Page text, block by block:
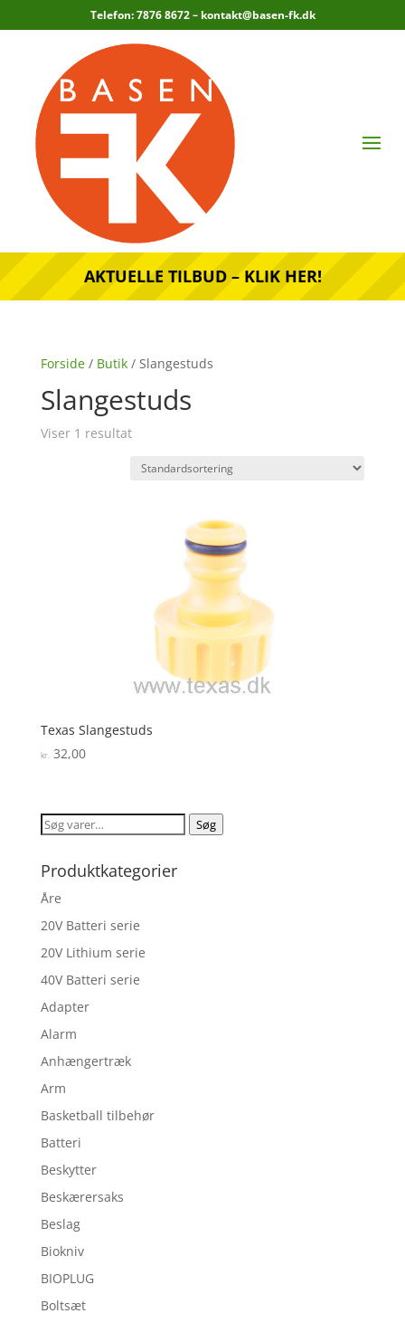
Telefon: 7876 8672 – kontakt@basen-fk.dk
AKTUELLE TILBUD – KLIK HER!
Forside/ Butik/ Slangestuds
Slangestuds
Viser 1 resultat
Texas Slangestuds
kr.32,00
Søg
Søg
Produktkategorier
Åre
20V Batteri serie
20V Lithium serie
40V Batteri serie
Adapter
Alarm
Anhængertræk
Arm
Basketball tilbehør
Batteri
Beskytter
Beskærersaks
Beslag
Biokniv
BIOPLUG
Boltsæt